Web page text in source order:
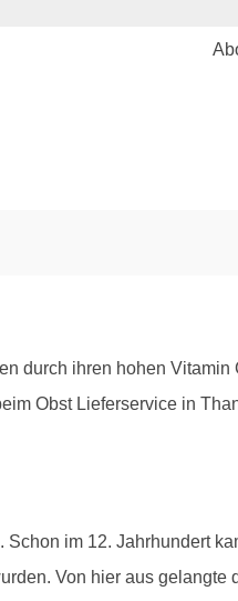
durch ihren hohen Vitamin
Obst Lieferservice in
im 12. Jahrhundert
Von hier aus gelangte